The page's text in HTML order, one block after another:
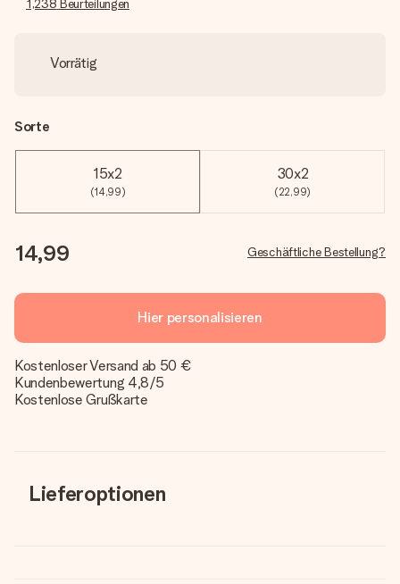
1,238 Beurteilungen
Vorrätig
Sorte
15x2
(14,99)
30x2
(22,99)
14,99 Geschäftliche Bestellung?
Hier personalisieren
Kostenloser Versand ab 50 €
Kundenbewertung 4,8/5
Kostenlose Grußkarte
Lieferoptionen